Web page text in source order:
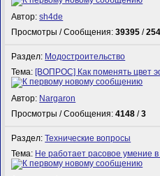
Автор:sh4de
Просмотры / Сообщения:39395 /254
Раздел: Модостроительство
Тема: [ВОПРОС] Как поменять цвет
Автор: Nargaron
Просмотры / Сообщения:4148 /3
Раздел:Технические вопросы
Тема: Не работает расовое умение